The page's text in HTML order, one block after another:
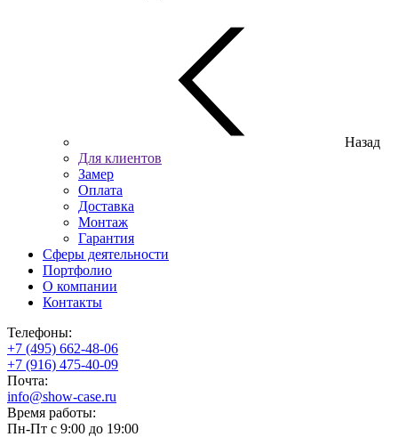
Назад
Для клиентов
Замер
Оплата
Доставка
Монтаж
Гарантия
Сферы деятельности
Портфолио
О компании
Контакты
Телефоны:
+7 (495) 662-48-06
+7 (916) 475-40-09
Почта:
info@show-case.ru
Время работы:
Пн-Пт с 9:00 до 19:00